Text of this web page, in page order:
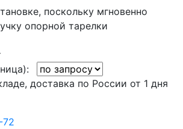
поскольку мгновенно
опорной тарелки
доставка по России от 1 дня